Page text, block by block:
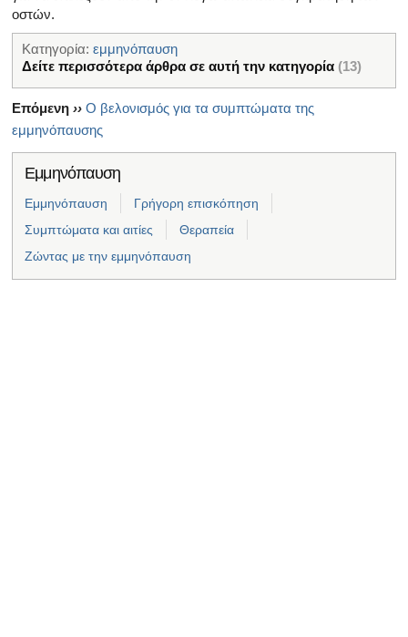
οστών.
Κατηγορία: εμμηνόπαυση
Δείτε περισσότερα άρθρα σε αυτή την κατηγορία (13)
Επόμενη ›› Ο βελονισμός για τα συμπτώματα της
εμμηνόπαυσης
Εμμηνόπαυση
Εμμηνόπαυση
Γρήγορη επισκόπηση
Συμπτώματα και αιτίες
Θεραπεία
Ζώντας με την εμμηνόπαυση